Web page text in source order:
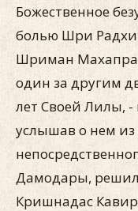
Божественное
болью Шри
Шриман
один за другим
лет Своей Лилы, -
услышав о нем из
Дамодары,
Кришнадас